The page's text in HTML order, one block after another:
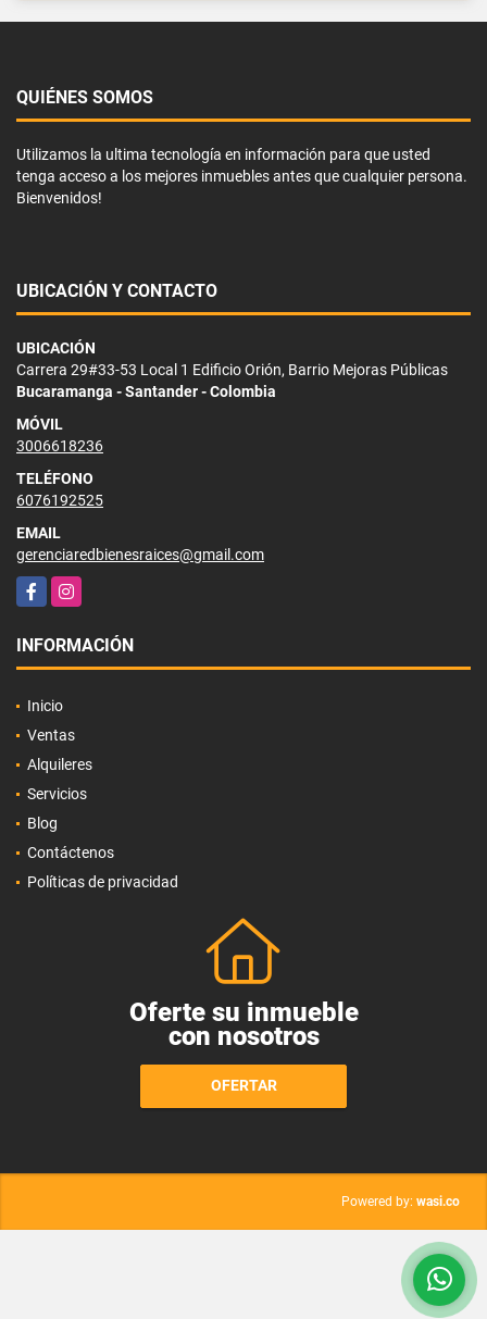
QUIÉNES SOMOS
Utilizamos la ultima tecnología en información para que usted
tenga acceso a los mejores inmuebles antes que cualquier persona.
Bienvenidos!
UBICACIÓN Y CONTACTO
UBICACIÓN
Carrera 29#33-53 Local 1 Edificio Orión, Barrio Mejoras Públicas
Bucaramanga - Santander - Colombia
MÓVIL
3006618236
TELÉFONO
6076192525
EMAIL
gerenciaredbienesraices@gmail.com
FacebookInstagram
INFORMACIÓN
Inicio
Ventas
Alquileres
Servicios
Blog
Contáctenos
Políticas de privacidad
Oferte su inmueble
con nosotros
OFERTAR
Powered by: wasi.co